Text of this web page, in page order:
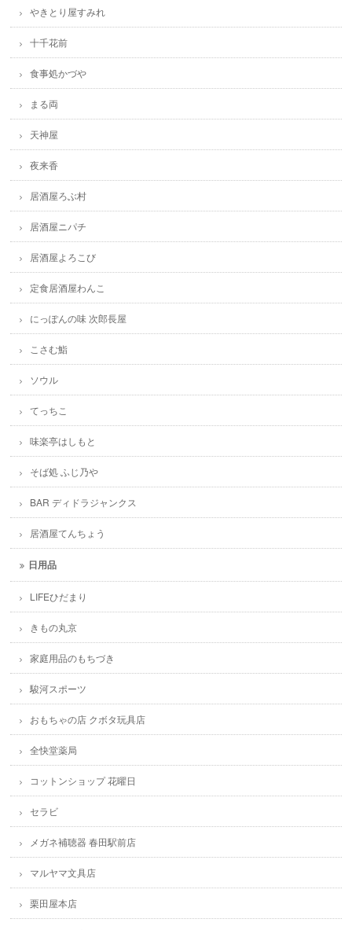
やきとり屋すみれ
十千花前
食事処かづや
まる両
天神屋
夜来香
居酒屋ろぶ村
居酒屋ニパチ
居酒屋よろこび
定食居酒屋わんこ
にっぽんの味 次郎長屋
こさむ鮨
ソウル
てっちこ
味楽亭はしもと
そば処 ふじ乃や
BAR ディドラジャンクス
居酒屋てんちょう
日用品
LIFEひだまり
きもの丸京
家庭用品のもちづき
駿河スポーツ
おもちゃの店 クボタ玩具店
全快堂薬局
コットンショップ 花曜日
セラビ
メガネ補聴器 春田駅前店
マルヤマ文具店
栗田屋本店